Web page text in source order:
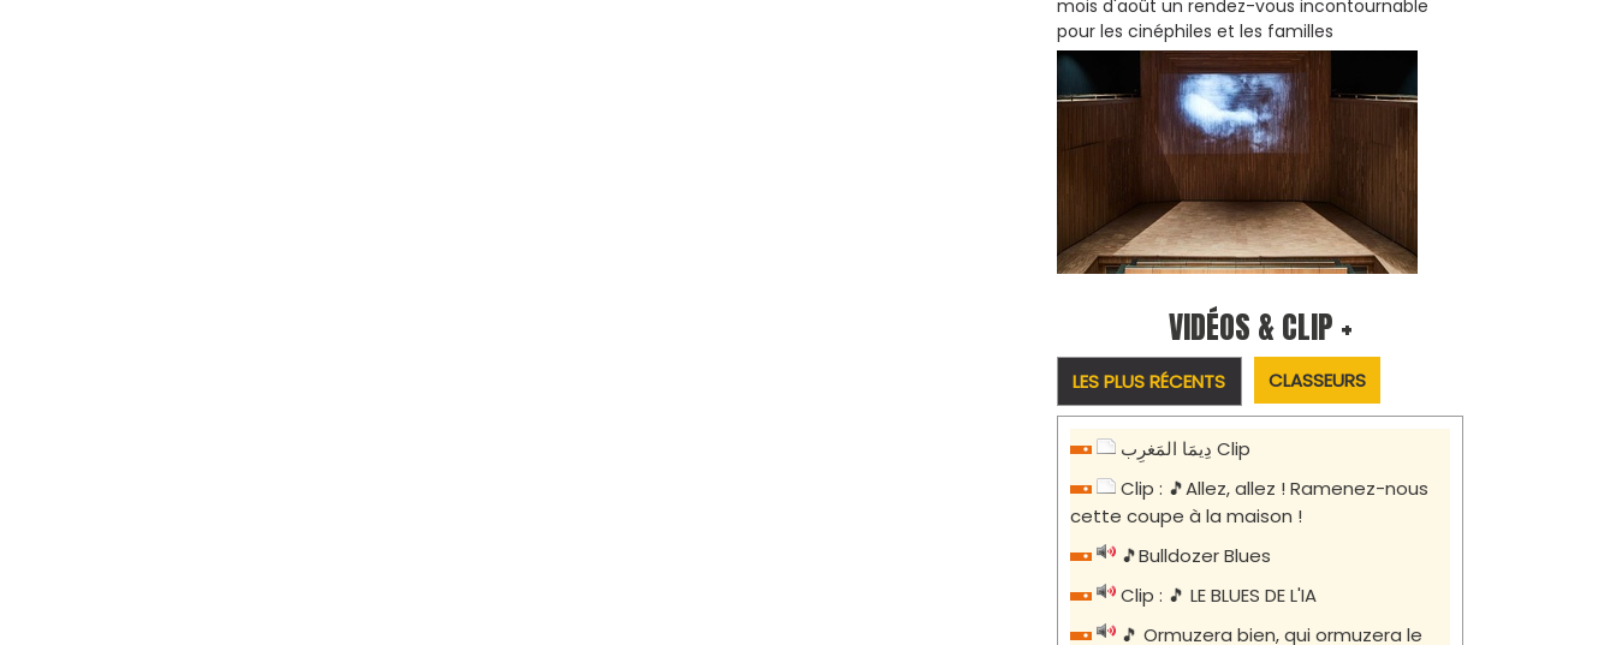
mois d'août un rendez-vous incontournable
pour les cinéphiles et les familles
VIDÉOS & CLIP +
LES PLUS RÉCENTS CLASSEURS
دِيمَا المَغرِب Clip
Clip : 🎵Allez, allez ! Ramenez-nous
cette coupe à la maison !
🎵Bulldozer Blues
Clip : 🎵 LE BLUES DE L'IA
🎵 Ormuzera bien, qui ormuzera le